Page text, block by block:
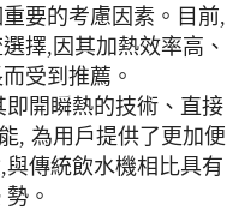
要的考慮因素。目前,
擇,因其加熱效率高、
受到推薦。
開瞬熱的技術、直接
, 為用戶提供了更加便
傳統飲水機相比具有
。